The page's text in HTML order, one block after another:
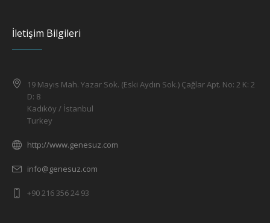
İletişim Bilgileri
19 Mayıs Mah. Yazar Sok. (Eski Aydın Sok.) Çağlar Apt. No: 2 K: 2
D: 8
Kadıköy / İstanbul
Turkey
http://www.genesuz.com
info@genesuz.com
+90 216 356 24 93